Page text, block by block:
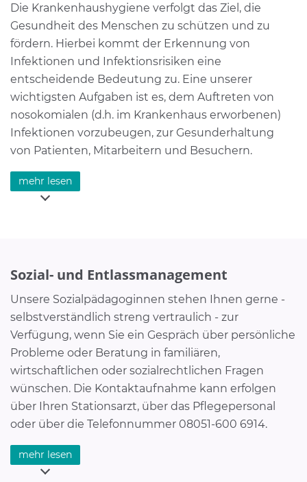
Die Krankenhaushygiene verfolgt das Ziel, die
Gesundheit des Menschen zu schützen und zu
fördern. Hierbei kommt der Erkennung von
Infektionen und Infektionsrisiken eine
entscheidende Bedeutung zu. Eine unserer
wichtigsten Aufgaben ist es, dem Auftreten von
nosokomialen (d.h. im Krankenhaus erworbenen)
Infektionen vorzubeugen, zur Gesunderhaltung
von Patienten, Mitarbeitern und Besuchern.
In unseren Häusern ist ein strukturiertes Hygiene-
und Risikomanagement entwickelt und etabliert.
KRINKO (Kommission für Krankenhaushygiene und
Infektionsprävention beim Robert-Koch-Institut),
dem Infektionsschutzgesetz und weiteren für die
Krankenhaushygiene relevanten Vorgaben. In
enger Kooperation mit den Mitarbeitern aller vier
Häuser der RoMed Kliniken werden diese
Maßnahmen umgesetzt sowie der Erfolg und die
Wirksamkeit erfasst.
mehr Infomationen
mehr lesen
Sozial- und Entlassmanagement
Unsere Sozialpädagoginnen stehen Ihnen gerne -
selbstverständlich streng vertraulich - zur
Verfügung, wenn Sie ein Gespräch über persönliche
Probleme oder Beratung in familiären,
wirtschaftlichen oder sozialrechtlichen Fragen
wünschen. Die Kontaktaufnahme kann erfolgen
über Ihren Stationsarzt, über das Pflegepersonal
oder über die Telefonnummer 08051-600 6914.
Das Aufgabenspektrum des Sozial- und
Entlassmanagements gliedert sich v.a. in 3
mehr lesen